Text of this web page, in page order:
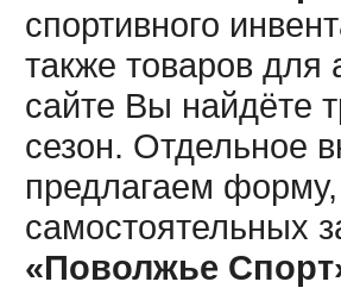
спортивного
также товаров для
сайте Вы найдёте
сезон. Отдельное
предлагаем
самостоятельных
«Поволжье